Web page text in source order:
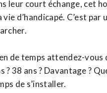
leur court échange, cet
d’handicapé. C’est
de temps attendez-vous
? 38 ans ? Davantage ?
de s’installer.